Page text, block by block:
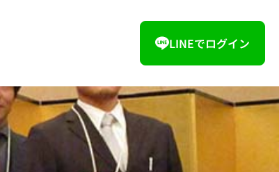
LINEでログイン